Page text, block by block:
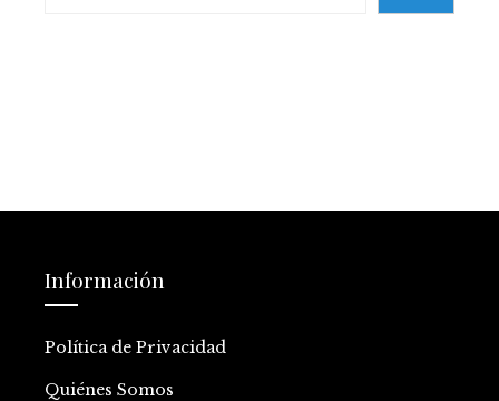
Información
Política de Privacidad
Quiénes Somos